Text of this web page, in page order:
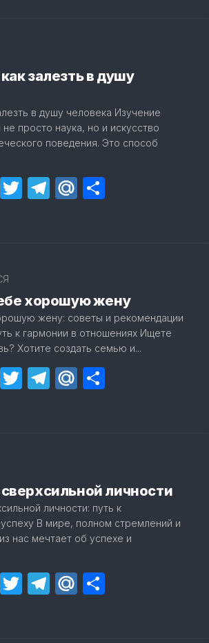
залезть в душу
в душу человека Изучение
просто наука, но и искусство
поведения. Это способ
Facebook
Twitter
Telegram
Mail.Ru
хорошую жену
жену: советы и рекомендации
к гармонии в отношениях Ищете
Хотите создать семью и...
Facebook
Twitter
Telegram
Mail.Ru
личности
личности: путь к
В мире, полном стремлений и
нас мечтает об успехе и
Facebook
Twitter
Telegram
Mail.Ru